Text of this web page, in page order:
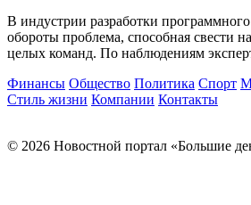
В индустрии разработки
обороты проблема, способная свести
целых команд. По наблюдениям
Финансы Общество Политика Спорт
Стиль жизни Компании Контакты
© 2026 Новостной портал «Большие